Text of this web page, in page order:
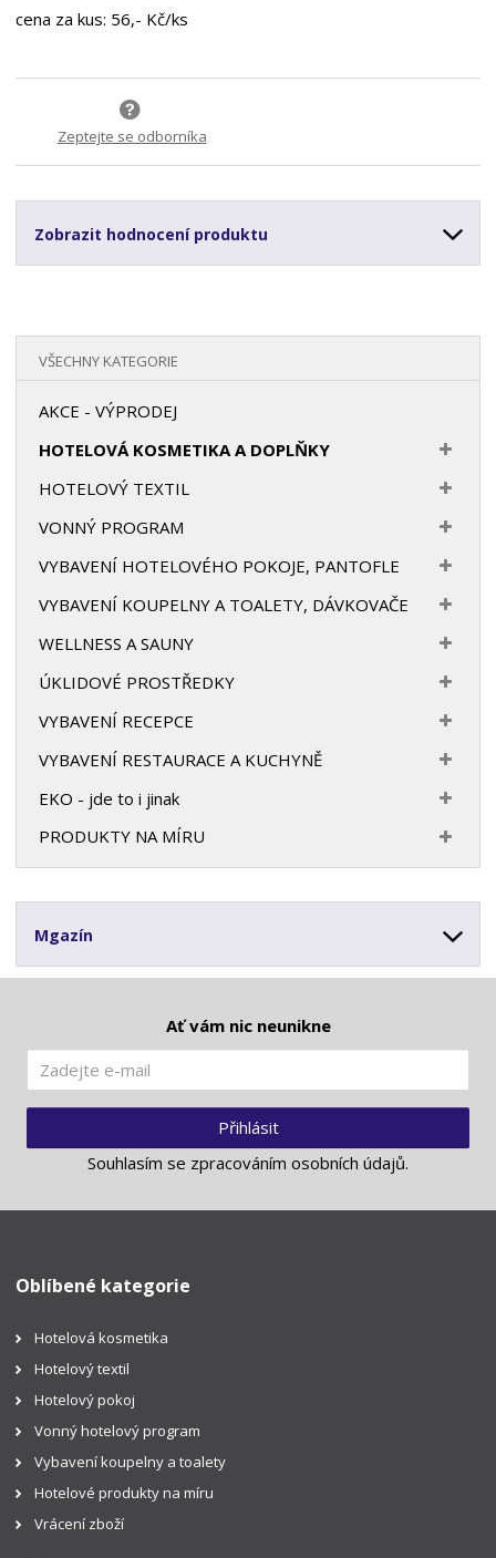
cena za kus: 56,- Kč/ks
Zeptejte se odborníka
Zobrazit hodnocení produktu
VŠECHNY KATEGORIE
AKCE - VÝPRODEJ
HOTELOVÁ KOSMETIKA A DOPLŇKY
HOTELOVÝ TEXTIL
VONNÝ PROGRAM
VYBAVENÍ HOTELOVÉHO POKOJE, PANTOFLE
VYBAVENÍ KOUPELNY A TOALETY, DÁVKOVAČE
WELLNESS A SAUNY
ÚKLIDOVÉ PROSTŘEDKY
VYBAVENÍ RECEPCE
VYBAVENÍ RESTAURACE A KUCHYNĚ
EKO - jde to i jinak
PRODUKTY NA MÍRU
Mgazín
Ať vám nic neunikne
Přihlásit
Souhlasím se zpracováním osobních údajů.
Oblíbené kategorie
Hotelová kosmetika
Hotelový textil
Hotelový pokoj
Vonný hotelový program
Vybavení koupelny a toalety
Hotelové produkty na míru
Vrácení zboží